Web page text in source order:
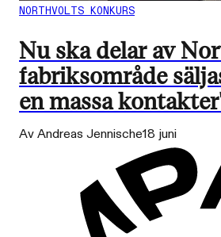
NORTHVOLTS KONKURS
Nu ska delar av
fabriksområde
en massa
Av Andreas Jennische18 juni